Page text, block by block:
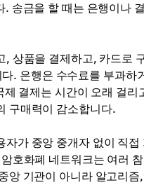
송금을 할 때는 은행이나
상품을 결제하고, 카드로
. 은행은 수수료를 부과하
결제는 시간이 오래 걸
구매력이 감소합니다.
가 중앙 중개자 없이 직
호화폐 네트워크는 여러
기관이 아니라 알고리